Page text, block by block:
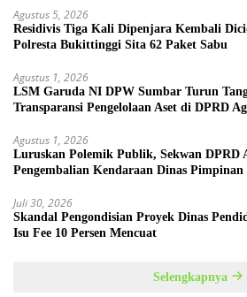
Agustus 5, 2026
Residivis Tiga Kali Dipenjara Kembali
Polresta Bukittinggi Sita 62 Paket Sabu
Agustus 1, 2026
LSM Garuda NI DPW Sumbar Turun
Transparansi Pengelolaan Aset di DPRD
Agustus 1, 2026
Luruskan Polemik Publik, Sekwan DPRD
Pengembalian Kendaraan Dinas Pimpinan
Juli 30, 2026
Skandal Pengondisian Proyek Dinas
Isu Fee 10 Persen Mencuat
Selengkapnya